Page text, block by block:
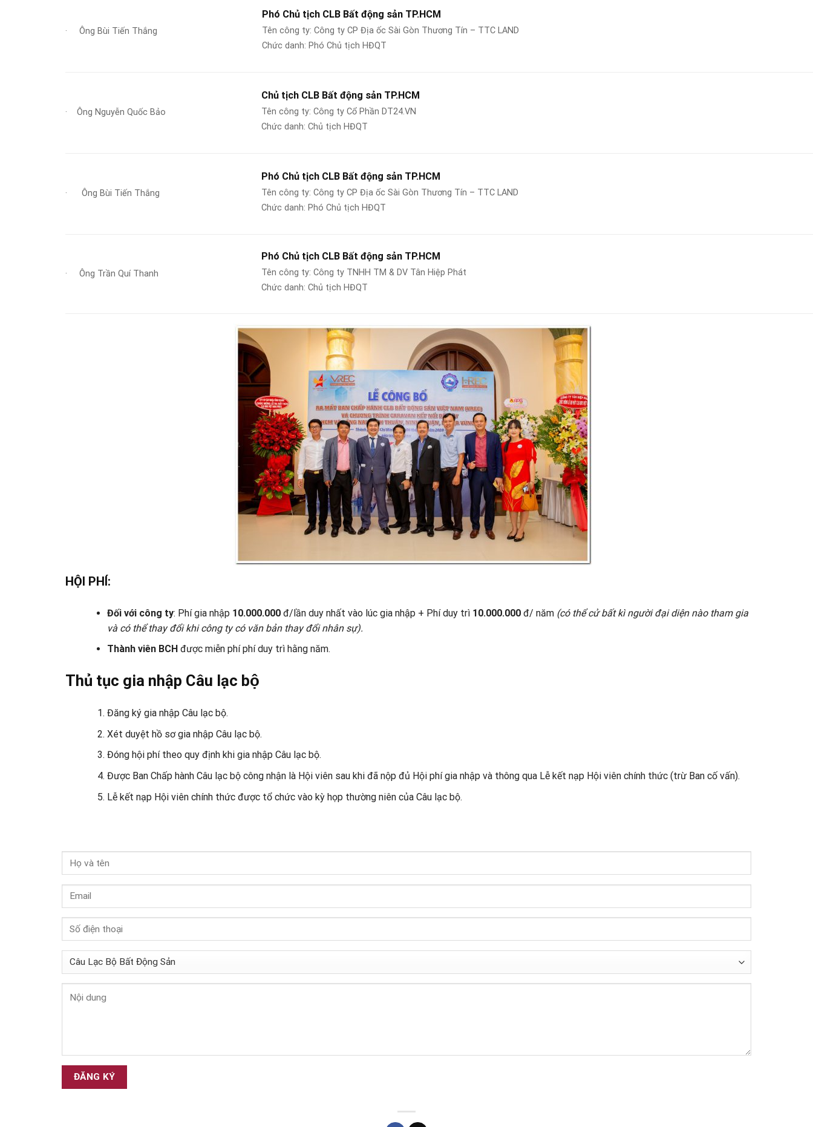
· Ông Bùi Tiến Thắng
Phó Chủ tịch CLB Bất động sản TP.HCM
Tên công ty: Công ty CP Địa ốc Sài Gòn Thương Tín – TTC LAND
Chức danh: Phó Chủ tịch HĐQT
· Ông Nguyễn Quốc Bảo
Chủ tịch CLB Bất động sản TP.HCM
Tên công ty: Công ty Cổ Phần DT24.VN
Chức danh: Chủ tịch HĐQT
· Ông Bùi Tiến Thắng
Phó Chủ tịch CLB Bất động sản TP.HCM
Tên công ty: Công ty CP Địa ốc Sài Gòn Thương Tín – TTC LAND
Chức danh: Phó Chủ tịch HĐQT
· Ông Trần Quí Thanh
Phó Chủ tịch CLB Bất động sản TP.HCM
Tên công ty: Công ty TNHH TM & DV Tân Hiệp Phát
Chức danh: Chủ tịch HĐQT
HỘI PHÍ:
Đối với công ty: Phí gia nhập 10.000.000đ/lần duy nhất vào lúc gia nhập + Phí duy trì 10.000.000đ/ năm (có thể cử bất kì người đại diện nào tham gia
và có thể thay đổi khi công ty có văn bản thay đổi nhân sự).
Thành viên BCH được miễn phí phí duy trì hằng năm.
Thủ tục gia nhập Câu lạc bộ
Đăng ký gia nhập Câu lạc bộ.
Xét duyệt hồ sơ gia nhập Câu lạc bộ.
Đóng hội phí theo quy định khi gia nhập Câu lạc bộ.
Được Ban Chấp hành Câu lạc bộ công nhận là Hội viên sau khi đã nộp đủ Hội phí gia nhập và thông qua Lễ kết nạp Hội viên chính thức (trừ Ban cố vấn).
Lễ kết nạp Hội viên chính thức được tổ chức vào kỳ họp thường niên của Câu lạc bộ.